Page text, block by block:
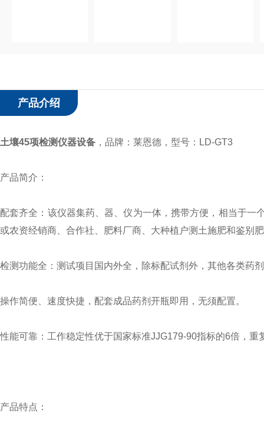
产品介绍
土壤45项检测仪器设备 ， 品牌：莱恩德，型号：LD-GT3
产品简介：
配套齐全：该仪器集药、器、仪为一体，携带方便，相当于
或农资经销商、合作社、肥料厂商、大种植户测土施肥和鉴别
检测功能全：测试项目国内外全，除标配试剂外，其他各类药
操作简便、速度快捷，配套成品药剂开瓶即用，无须配置。
性能可靠：工作稳定性优于国家标准JJG179-90指标的6倍，
产品特点：